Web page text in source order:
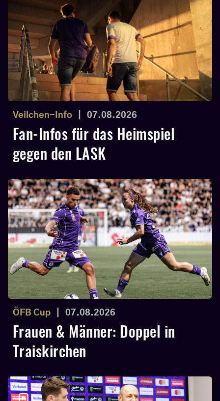
Veilchen-Info 07.08.2026
Fan-Infos für das Heimspiel
gegen den LASK
ÖFB Cup 07.08.2026
Frauen & Männer: Doppel in
Traiskirchen